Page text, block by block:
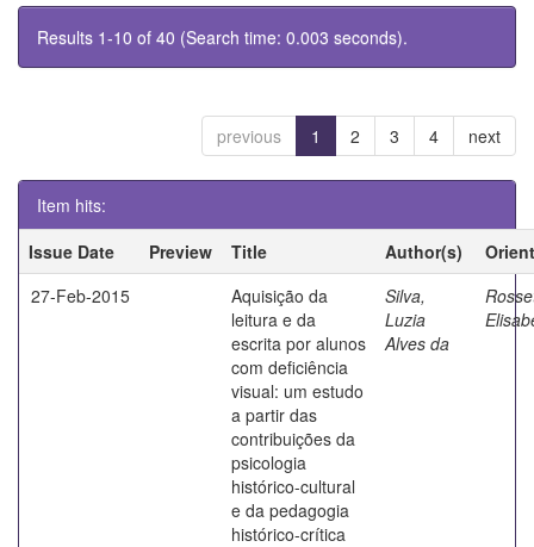
Results 1-10 of 40 (Search time: 0.003 seconds).
previous 1 2 3 4 next
Item hits:
Issue Date
Preview Title Author(s)
27-Feb-2015
Aquisição da
leitura e da
escrita por alunos
com deficiência
visual: um estudo
a partir das
contribuições da
psicologia
histórico-cultural
e da pedagogia
histórico-crítica
Silva,
Luzia
Alves da